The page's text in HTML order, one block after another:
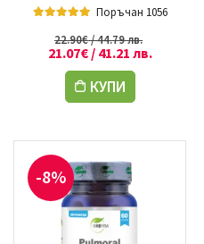
Поръчан 1056
22.90€/ 44.79 лв.
21.07€/ 41.21 лв.
КУПИ
-8%